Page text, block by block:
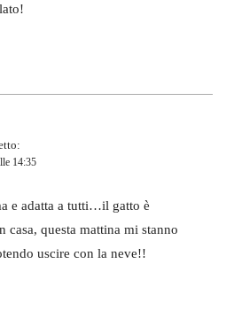
14:35
e adatta a tutti…il gatto è
questa mattina mi stanno
uscire con la neve!!